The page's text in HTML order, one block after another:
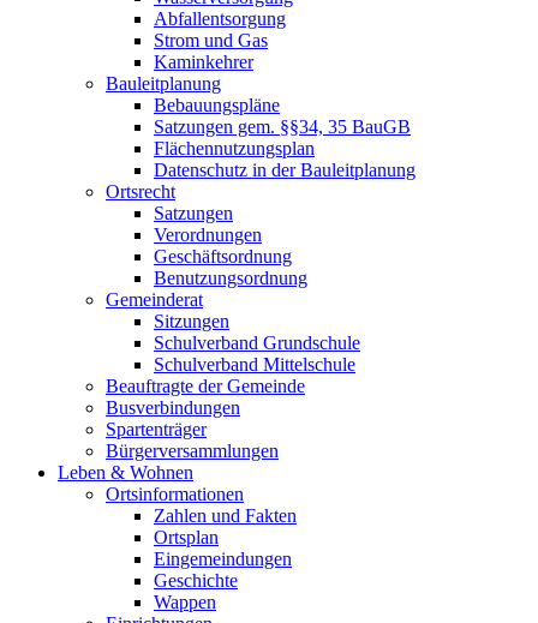
Abfallentsorgung
Strom und Gas
Kaminkehrer
Bauleitplanung
Bebauungspläne
Satzungen gem. §§34, 35 BauGB
Flächennutzungsplan
Datenschutz in der Bauleitplanung
Ortsrecht
Satzungen
Verordnungen
Geschäftsordnung
Benutzungsordnung
Gemeinderat
Sitzungen
Schulverband Grundschule
Schulverband Mittelschule
Beauftragte der Gemeinde
Busverbindungen
Spartenträger
Bürgerversammlungen
Leben & Wohnen
Ortsinformationen
Zahlen und Fakten
Ortsplan
Eingemeindungen
Geschichte
Wappen